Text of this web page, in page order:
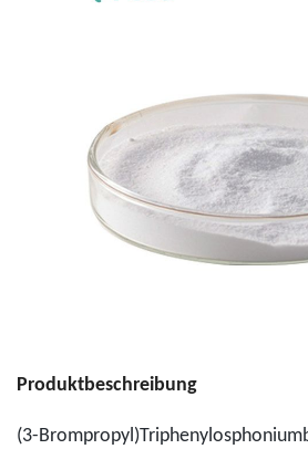
Produktbeschreibung
(3-